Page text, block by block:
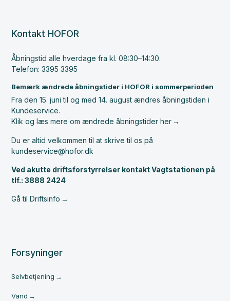
Kontakt HOFOR
Åbningstid alle hverdage fra kl. 08:30–14:30.
Telefon: 3395 3395
Bemærk ændrede åbningstider i HOFOR i sommerperioden
Fra den 15. juni til og med 14. august ændres åbningstiden i
Kundeservice.
Klik og læs mere om ændrede åbningstider her
Du er altid velkommen til at skrive til os på
kundeservice@hofor.dk
Ved akutte driftsforstyrrelser kontakt Vagtstationen på
tlf.: 3888 2424
Gå til Driftsinfo
Forsyninger
Selvbetjening
Vand